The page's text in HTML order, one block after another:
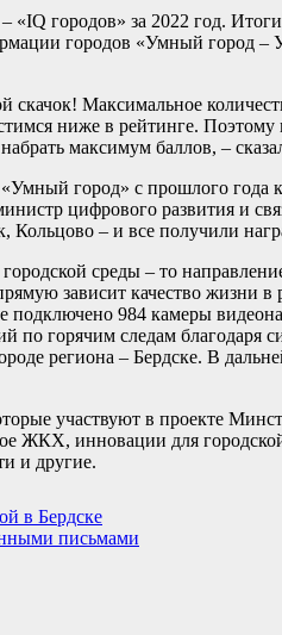
«IQ городов» за 2022 год.
городов «Умный город –
скачок! Максимальное
ниже в рейтинге. Поэтому
максимум баллов, –
город» с прошлого года
цифрового развития и
Кольцово – и все получили
среды – то
зависит качество жизни в
подключено 984 камеры
горячим следам благодаря
региона – Бердске. В
участвуют в проекте
ЖКХ, инновации для
и другие.
в Бердске
письмами